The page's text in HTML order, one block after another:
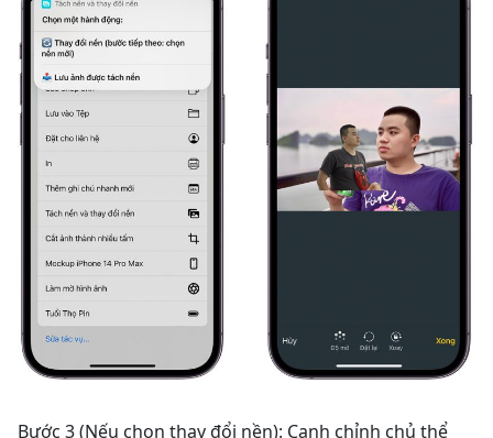
Bước 3 (Nếu chọn thay đổi nền): Canh chỉnh chủ thể